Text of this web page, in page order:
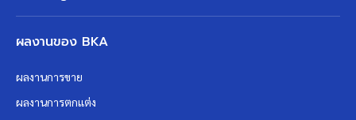
ผลงานของ BKA
ผลงานการขาย
ผลงานการตกแต่ง